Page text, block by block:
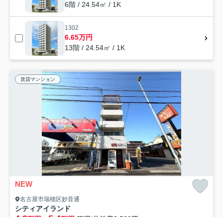
6階 / 24.54㎡ / 1K
1302
6.65万円
13階 / 24.54㎡ / 1K
賃貸マンション
NEW
名古屋市瑞穂区妙音通
シティアイランド